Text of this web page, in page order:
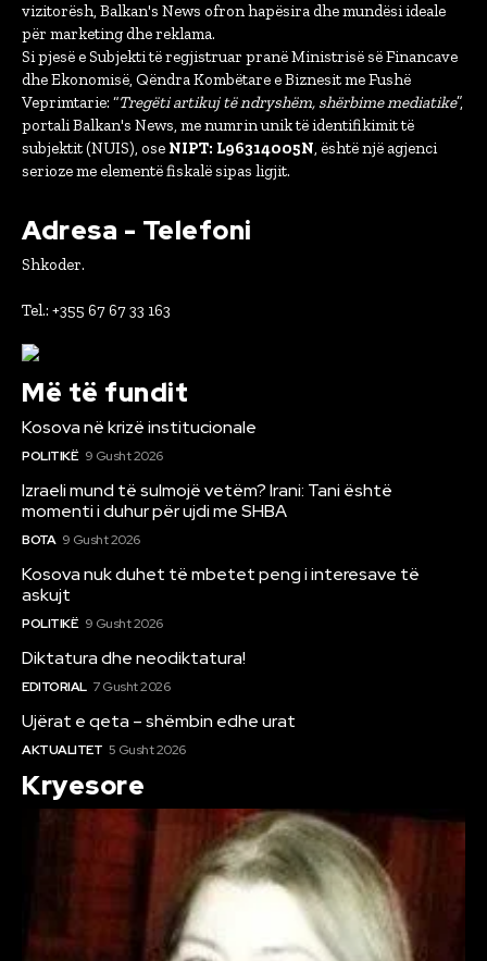
vizitorësh, Balkan's News ofron hapësira dhe mundësi ideale
për marketing dhe reklama.
Si pjesë e Subjekti të regjistruar pranë Ministrisë së Financave
dhe Ekonomisë, Qëndra Kombëtare e Biznesit me Fushë
Veprimtarie: “Tregëti artikuj të ndryshëm, shërbime mediatike”,
portali Balkan's News, me numrin unik të identifikimit të
subjektit (NUIS), ose NIPT: L96314005N, është një agjenci
serioze me elementë fiskalë sipas ligjit.
Adresa - Telefoni
Shkoder.
Tel.: +355 67 67 33 163
Më të fundit
Kosova në krizë institucionale
POLITIKË 9 Gusht 2026
Izraeli mund të sulmojë vetëm? Irani: Tani është
momenti i duhur për ujdi me SHBA
BOTA 9 Gusht 2026
Kosova nuk duhet të mbetet peng i interesave të
askujt
POLITIKË 9 Gusht 2026
Diktatura dhe neodiktatura!
EDITORIAL 7 Gusht 2026
Ujërat e qeta – shëmbin edhe urat
AKTUALITET 5 Gusht 2026
Kryesore